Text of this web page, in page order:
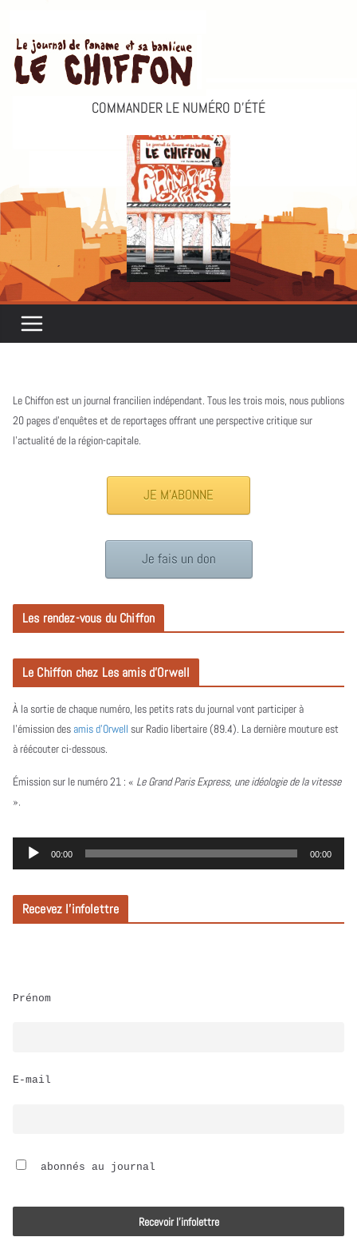
contenu
COMMANDER LE NUMÉRO D’ÉTÉ
Le Chiffon est un journal francilien indépendant. Tous les trois mois, nous publions
20 pages d’enquêtes et de reportages offrant une perspective critique sur
l’actualité de la région-capitale.
JE M'ABONNE
Je fais un don
Les rendez-vous du Chiffon
Le Chiffon chez Les amis d’Orwell
À la sortie de chaque numéro, les petits rats du journal vont participer à
l’émission des amis d’Orwell sur Radio libertaire (89.4). La dernière mouture est
à réécouter ci-dessous.
Émission sur le numéro 21 : « Le Grand Paris Express, une idéologie de la vitesse
».
e
c
t
r
i
00:00 00:00
Recevez l’infolettre
Prénom
E-mail
abonnés au journal